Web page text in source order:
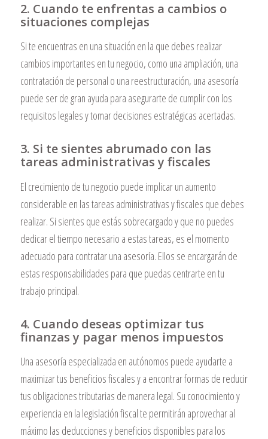
2. Cuando te enfrentas a cambios o
situaciones complejas
Si te encuentras en una situación en la que debes realizar
cambios importantes en tu negocio, como una ampliación, una
contratación de personal o una reestructuración, una asesoría
puede ser de gran ayuda para asegurarte de cumplir con los
requisitos legales y tomar decisiones estratégicas acertadas.
3. Si te sientes abrumado con las
tareas administrativas y fiscales
El crecimiento de tu negocio puede implicar un aumento
considerable en las tareas administrativas y fiscales que debes
realizar. Si sientes que estás sobrecargado y que no puedes
dedicar el tiempo necesario a estas tareas, es el momento
adecuado para contratar una asesoría. Ellos se encargarán de
estas responsabilidades para que puedas centrarte en tu
trabajo principal.
4. Cuando deseas optimizar tus
finanzas y pagar menos impuestos
Una asesoría especializada en autónomos puede ayudarte a
maximizar tus beneficios fiscales y a encontrar formas de reducir
tus obligaciones tributarias de manera legal. Su conocimiento y
experiencia en la legislación fiscal te permitirán aprovechar al
máximo las deducciones y beneficios disponibles para los